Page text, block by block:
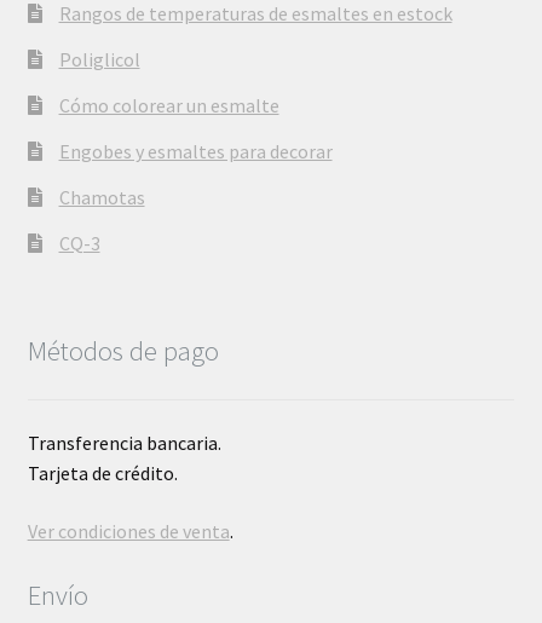
Rangos de temperaturas de esmaltes en estock
Poliglicol
Cómo colorear un esmalte
Engobes y esmaltes para decorar
Chamotas
CQ-3
Métodos de pago
Transferencia bancaria.
Tarjeta de crédito.
Ver condiciones de venta.
Envío